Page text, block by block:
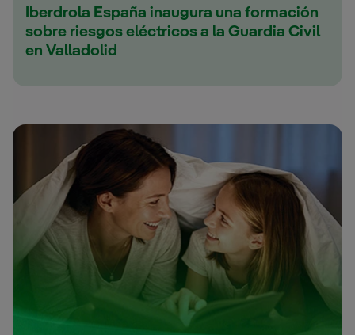
Iberdrola España inaugura una formación
sobre riesgos eléctricos a la Guardia Civil
en Valladolid